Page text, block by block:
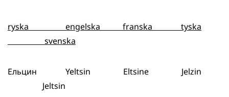
ryska engelska franska tyska
svenska
Ельцин Yeltsin Eltsine Jelzin
Jeltsin